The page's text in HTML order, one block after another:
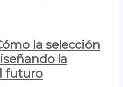
la selección
la
futuro